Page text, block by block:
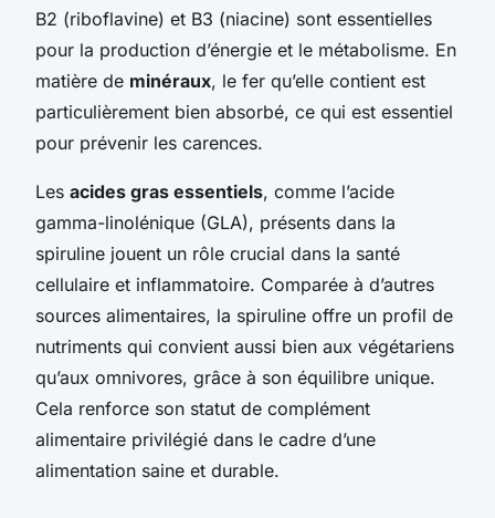
B2 (riboflavine) et B3 (niacine) sont essentielles
pour la production d’énergie et le métabolisme. En
matière de minéraux, le fer qu’elle contient est
particulièrement bien absorbé, ce qui est essentiel
pour prévenir les carences.
Les acides gras essentiels, comme l’acide
gamma-linolénique (GLA), présents dans la
spiruline jouent un rôle crucial dans la santé
cellulaire et inflammatoire. Comparée à d’autres
sources alimentaires, la spiruline offre un profil de
nutriments qui convient aussi bien aux végétariens
qu’aux omnivores, grâce à son équilibre unique.
Cela renforce son statut de complément
alimentaire privilégié dans le cadre d’une
alimentation saine et durable.